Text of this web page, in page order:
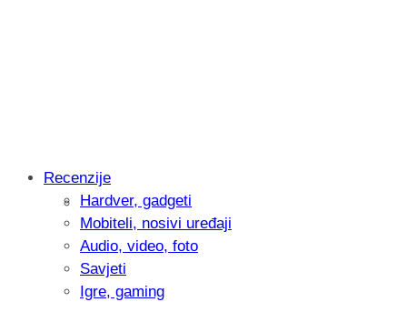
Intervju: Goran Jović, fotograf -
Recenzije
Hardver, gadgeti
Mobiteli, nosivi uređaji
Audio, video, foto
Savjeti
Igre, gaming